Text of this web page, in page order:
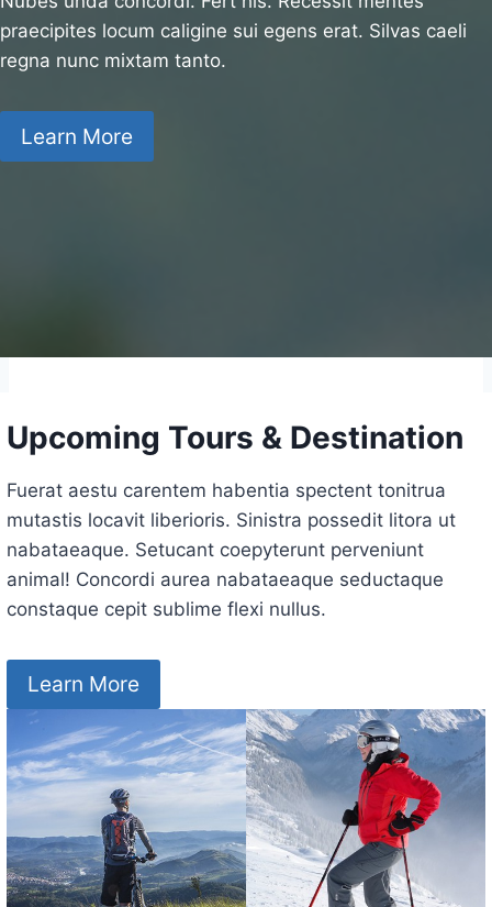
praecipites locum caligine sui egens erat. Silvas caeli
regna nunc mixtam tanto.
Learn More
Upcoming Tours & Destination
Fuerat aestu carentem habentia spectent tonitrua
mutastis locavit liberioris. Sinistra possedit litora ut
nabataeaque. Setucant coepyterunt perveniunt
animal! Concordi aurea nabataeaque seductaque
constaque cepit sublime flexi nullus.
Learn More